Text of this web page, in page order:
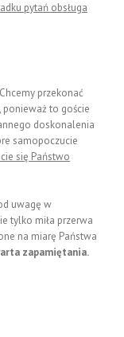
pytań obsługa
przekonać
ponieważ to goście
doskonalenia
samopoczucie
się Państwo
uwagę w
tylko miła przerwa
na miarę Państwa
zapamiętania.